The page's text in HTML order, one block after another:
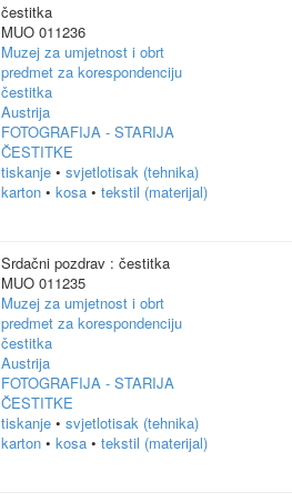
čestitka
MUO 011236
Muzej za umjetnost i obrt
predmet za korespondenciju
čestitka
Austrija
FOTOGRAFIJA - STARIJA
ČESTITKE
tiskanje • svjetlotisak (tehnika)
karton • kosa • tekstil (materijal)
Srdačni pozdrav : čestitka
MUO 011235
Muzej za umjetnost i obrt
predmet za korespondenciju
čestitka
Austrija
FOTOGRAFIJA - STARIJA
ČESTITKE
tiskanje • svjetlotisak (tehnika)
karton • kosa • tekstil (materijal)